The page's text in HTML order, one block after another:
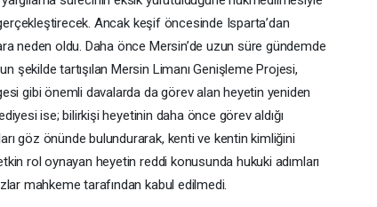
Ancak keşif öncesinde Isparta’dan
neden oldu. Daha önce Mersin’de uzun süre gündemde
şekilde tartışılan Mersin Limanı Genişleme Projesi,
gibi önemli davalarda da görev alan heyetin yeniden
ise; bilirkişi heyetinin daha önce görev aldığı
göz önünde bulundurarak, kenti ve kentin kimliğini
rol oynayan heyetin reddi konusunda hukuki adımları
mahkeme tarafından kabul edilmedi.